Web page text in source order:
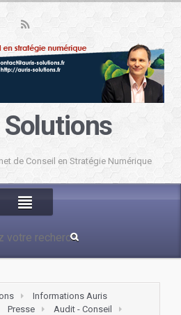
de Conseil en Stratégie Numérique
Informations Auris
Presse
Audit - Conseil